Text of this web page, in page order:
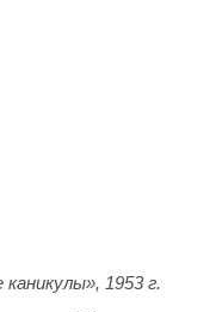
1953 г.